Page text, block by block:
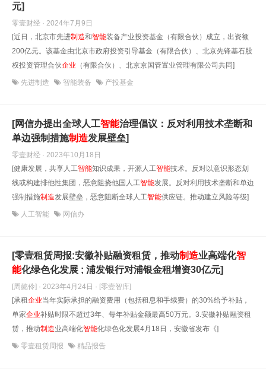
元]
零壹财经 · 2024年7月9日
[近日，北京市先进制造和智能装备产业投资基金（有限合伙）成立，出资额
200亿元。该基金由北京市政府投资引导基金（有限合伙）、北京先锋基石股
权投资管理合伙企业 （有限合伙）、北京京国管置业管理有限公司共同]
先进制造 智能装备 产投基金
[网信办提出全球人工智能治理倡议：反对利用技术垄断和
单边强制措施制造发展壁垒]
零壹财经 · 2023年10月18日
[健康发展，共享人工智能知识成果，开源人工智能技术。反对以意识形态划
线或构建排他性集团，恶意阻挠他国人工智能发展。反对利用技术垄断和单边
强制措施制造发展壁垒，恶意阻断全球人工智能供应链。推动建立风险等级]
人工智能 网信办
[零壹租赁周报:安徽补贴融资租赁，推动制造业高端化智
能化绿色化发展 ; 浦发银行对浦银金租增资30亿元]
[周懿伶] · 2023年4月24日 · [零壹智库]
[承租企业当年实际承担的融资费用（包括租息和手续费）的30%给予补贴，
单家企业补贴时限不超过3年、每年补贴金额最高50万元。3.安徽补贴融资租
赁，推动制造业高端化智能化绿色化发展4月18日，安徽省发布《]
零壹租赁周报 精品报告